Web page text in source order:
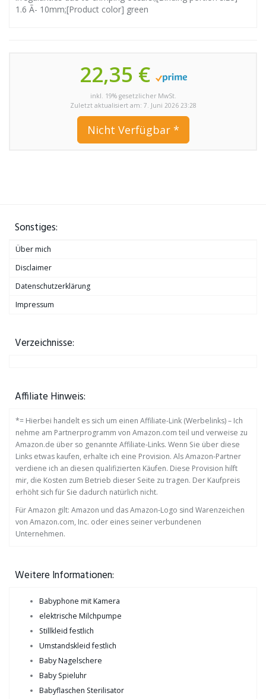
1.6 Ã- 10mm;[Product color] green
22,35 €
inkl. 19% gesetzlicher MwSt.
Zuletzt aktualisiert am: 7. Juni 2026 23:28
Nicht Verfügbar *
Sonstiges:
Über mich
Disclaimer
Datenschutzerklärung
Impressum
Verzeichnisse:
Affiliate Hinweis:
*= Hierbei handelt es sich um einen Affiliate-Link (Werbelinks) – Ich
nehme am Partnerprogramm von Amazon.com teil und verweise zu
Amazon.de über so genannte Affiliate-Links. Wenn Sie über diese
Links etwas kaufen, erhalte ich eine Provision. Als Amazon-Partner
verdiene ich an diesen qualifizierten Käufen. Diese Provision hilft
mir, die Kosten zum Betrieb dieser Seite zu tragen. Der Kaufpreis
erhöht sich für Sie dadurch natürlich nicht.
Für Amazon gilt: Amazon und das Amazon-Logo sind Warenzeichen
von Amazon.com, Inc. oder eines seiner verbundenen
Unternehmen.
Weitere Informationen:
Babyphone mit Kamera
elektrische Milchpumpe
Stillkleid festlich
Umstandskleid festlich
Baby Nagelschere
Baby Spieluhr
Babyflaschen Sterilisator